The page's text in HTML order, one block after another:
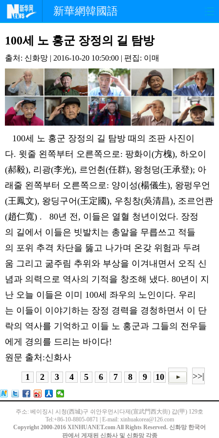
新華網韓國語
홈페이지 최신뉴스
경제 사회
중한교류 핫 TV 문화
연예 관광 오피니언
생생 중국어
100세 노 홍군 장정의 길 탐방
출처: 신화망 | 2016-10-20 10:50:00 | 편집: 이매
100세 노 홍군 장정의 길 탐방 때의 조판 사진이
다. 윗줄 왼쪽부터 오른쪽으로: 팡화이(方槐), 하오이
(郝毅), 리광(李光), 르언췬(任群), 왕청덩(王承登); 아
래줄 왼쪽부터 오른쪽으로: 양이성(楊儀生), 왕펑우언
(王鳳文), 왕딩구어(王定國), 우칭창(吳清昌), 조르언콴
(趙仁寬) . 80년 전, 이들은 열혈 청년이었다. 장정
의 길에서 이들은 빗발치는 총알을 무릅쓰고 적들
의 포위 추격 차단을 뚫고 나가며 온갖 위험과 두려
움 그리고 굶주림 추위와 부상을 이겨내면서 오직 신
념과 의력으로 역사의 기적을 창조해 냈다. 80년이 지
난 오늘 이들은 이미 100세 좌우의 노인이다. 우리
는 이들이 이야기하는 장정 경력을 경청하면서 이 단
락의 역사를 기억하고 이들 노 홍군과 그들의 전우들
에게 경의를 드리는 바이다!
원문 출처:신화사
1
2 3 4 5 6 7 8 9 10 >>|
주소: 베이징시 시청(西城)구 쉬안우먼시다제(宣武門西大街) 갑(甲) 129호
Tel:+86-10-8805-0871 | E-mail: xinhuakorea@126.com
Copyright 2000-2016 XINHUANET.com All Rights Reserved. 신화망 한국어
판에서 게재된 신화사 및 신화망 각종